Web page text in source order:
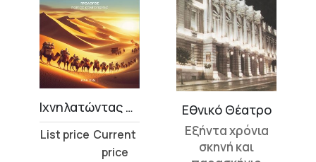
Ιχνηλατώντας τον δρόμο του μεταξιού
Original
Current
Εθνικό Θέατρο
Εξήντα χρόνια
σκηνή και